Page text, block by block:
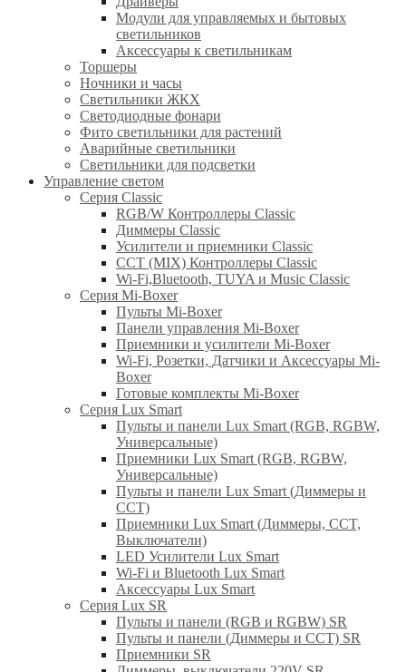
Модули для управляемых и бытовых
светильников
Аксессуары к светильникам
Торшеры
Ночники и часы
Светильники ЖКХ
Светодиодные фонари
Фито светильники для растений
Аварийные светильники
Светильники для подсветки
Управление светом
Серия Classic
RGB/W Контроллеры Classic
Диммеры Classic
Усилители и приемники Classic
CCT (MIX) Контроллеры Classic
Wi-Fi,Bluetooth, TUYA и Music Classic
Серия Mi-Boxer
Пульты Mi-Boxer
Панели управления Mi-Boxer
Приемники и усилители Mi-Boxer
Wi-Fi, Розетки, Датчики и Аксессуары Mi-
Boxer
Готовые комплекты Mi-Boxer
Серия Lux Smart
Пульты и панели Lux Smart (RGB, RGBW,
Универсальные)
Приемники Lux Smart (RGB, RGBW,
Универсальные)
Пульты и панели Lux Smart (Диммеры и
CCT)
Приемники Lux Smart (Диммеры, CCT,
Выключатели)
LED Усилители Lux Smart
Wi-Fi и Bluetooth Lux Smart
Аксессуары Lux Smart
Серия Lux SR
Пульты и панели (RGB и RGBW) SR
Пульты и панели (Диммеры и CCT) SR
Приемники SR